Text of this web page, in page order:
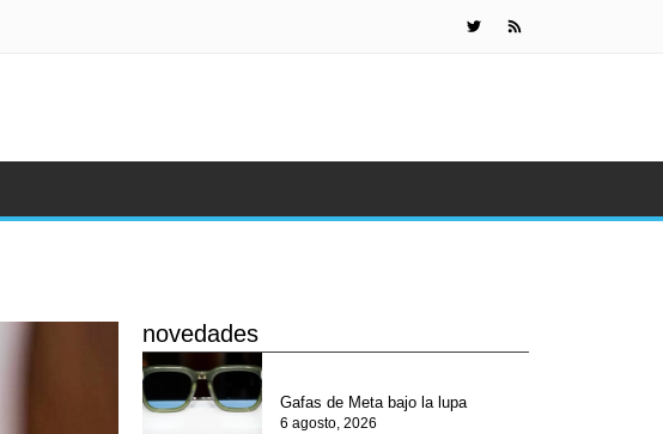
novedades
Gafas de Meta bajo la lupa
6 agosto, 2026